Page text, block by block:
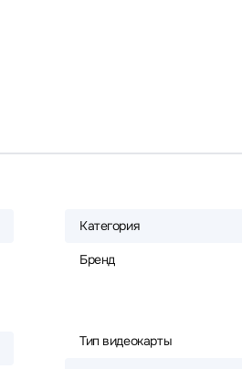
Категория
Бренд
Тип видеокарты